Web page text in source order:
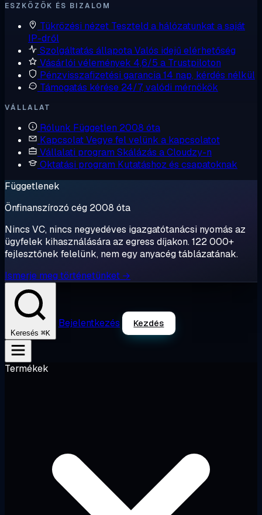
ESZKÖZÖK ÉS BIZALOM
Tükrözési nézet Teszteld a hálózatunkat a saját
IP-dről
Szolgáltatás állapotaValós idejű elérhetőség
Vásárlói vélemények 4,6/5 a Trustpiloton
Pénzvisszafizetési garancia14 nap, kérdés nélkül
Támogatás kérése 24/7, valódi mérnökök
VÁLLALAT
Rólunk Független 2008 óta
KapcsolatVegye fel velünk a kapcsolatot
Vállalati program Skálázás a Cloudzy-n
Oktatási program Kutatáshoz és csapatoknak
Függetlenek
Önfinanszírozó cég 2008 óta
Nincs VC, nincs negyedéves igazgatótanácsi nyomás az
ügyfelek kihasználására az egress díjakon. 122 000+
fejlesztőnek felelünk, nem egy anyacég táblázatának.
Ismerje meg történetünket →
Keresés ⌘K
Bejelentkezés Kezdés
Termékek